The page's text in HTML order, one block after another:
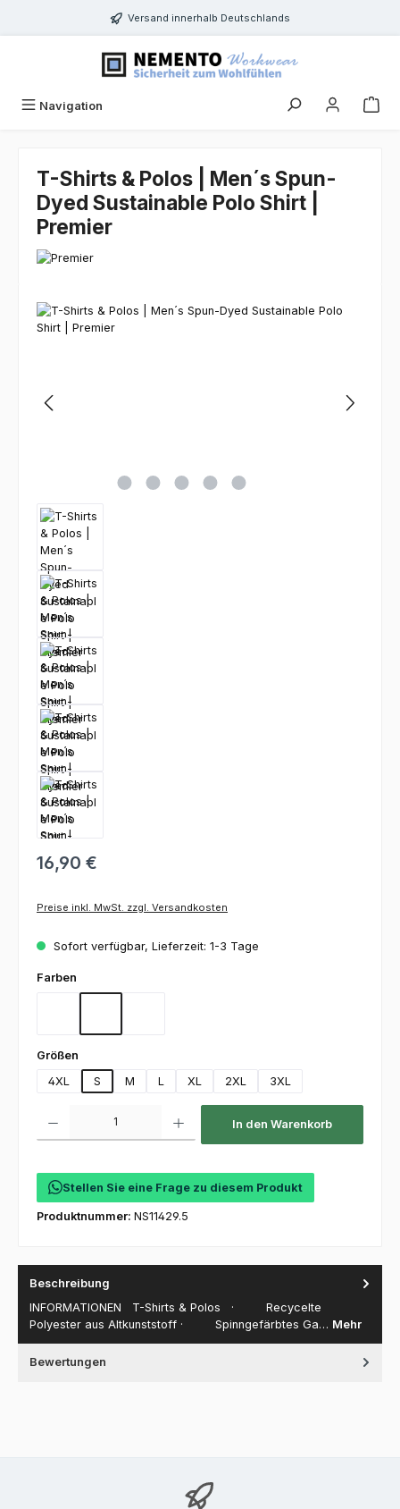
Zum Hauptinhalt springenVersand innerhalb Deutschlands
Navigation
T-Shirts & Polos | Men´s Spun-
Dyed Sustainable Polo Shirt |
Premier
Bildergalerie überspringen
16,90 €
Preise inkl. MwSt. zzgl. Versandkosten
Sofort verfügbar, Lieferzeit: 1-3 Tage
Farben
Größen
4XL
S M L XL 2XL 3XL
In den Warenkorb
Stellen Sie eine Frage zu diesem Produkt
Produktnummer: NS11429.5
Beschreibung
INFORMATIONEN T-Shirts & Polos · Recycelte
Polyester aus Altkunststoff · Spinngefärbtes Ga… Mehr
Bewertungen